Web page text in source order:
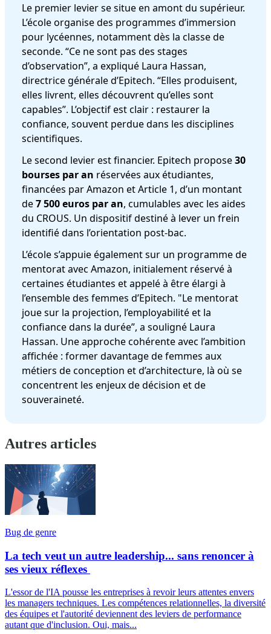
Le premier levier se situe en amont du supérieur.
L’école organise des programmes d’immersion
pour lycéennes, notamment dès la classe de
seconde. “Ce ne sont pas des stages
d’observation”, a expliqué Laura Hassan,
directrice générale d’Epitech. “Elles produisent,
elles livrent, elles découvrent qu’elles sont
capables”. L’objectif est clair : restaurer la
confiance, souvent perdue dans les disciplines
scientifiques.
Le second levier est financier. Epitech propose30
bourses par an réservées aux étudiantes,
financées par Amazon et Article 1, d’un montant
de7 500 euros par an, cumulables avec les aides
du CROUS. Un dispositif destiné à lever un frein
identifié dans l’orientation post-bac.
L’école s’appuie également sur un programme de
mentorat avec Amazon, initialement réservé à
certaines étudiantes et appelé à être élargi à
l’ensemble des femmes d’Epitech. "Le mentorat
joue sur la projection, l’employabilité et la
confiance dans la durée”, a souligné Laura
Hassan. Une approche cohérente avec l’ambition
affichée : former davantage de femmes aux
métiers de conception et d’architecture, là où se
concentrent les enjeux de décision et de
souveraineté.
Autres articles
Bug de genre
La tech veut un autre leadership... sans renoncer à
ses vieux réflexes
L'essor de l'IA pousse les entreprises à revoir leurs attentes envers
les managers techniques. Les compétences relationnelles, la diversité
des équipes et l'autorité deviennent des leviers de performance
autant que d'inclusion. Oui, mais...